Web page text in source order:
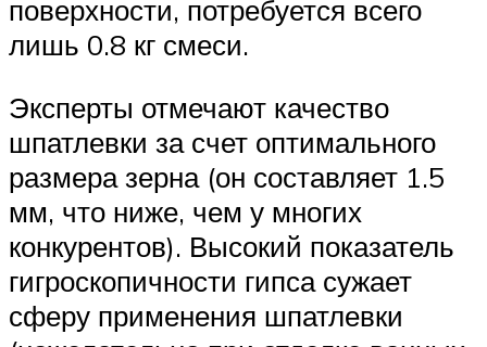
поверхности, потребуется всего
лишь 0.8 кг смеси.
Эксперты отмечают качество
шпатлевки за счет оптимального
размера зерна (он составляет 1.5
мм, что ниже, чем у многих
конкурентов). Высокий показатель
гигроскопичности гипса сужает
сферу применения шпатлевки